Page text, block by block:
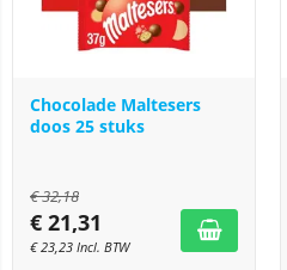
Chocolade Maltesers
doos 25 stuks
€32,18
€ 21,31
€23,23 Incl. BTW